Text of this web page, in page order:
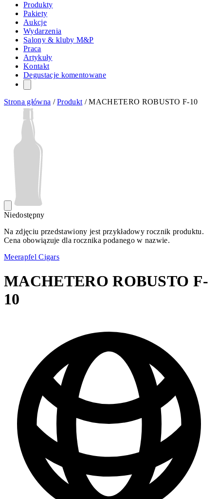
Produkty
Pakiety
Aukcje
Wydarzenia
Salony & kluby M&P
Praca
Artykuły
Kontakt
Degustacje komentowane
Strona główna /Produkt /MACHETERO ROBUSTO F-10
Niedostępny
Na zdjęciu przedstawiony jest przykładowy rocznik produktu.
Cena obowiązuje dla rocznika podanego w nazwie.
Meerapfel Cigars
MACHETERO ROBUSTO F-
10